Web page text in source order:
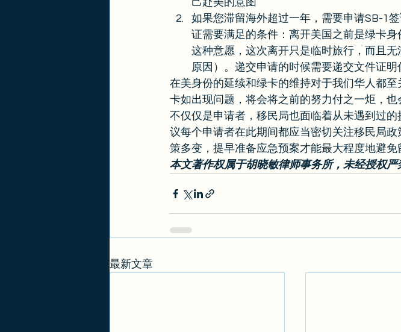
如果您滞留海外超过一年，需要申请SB-1
证需要满足的条件：离开美国之前是绿卡
这种意愿，这次离开只是临时旅行，而且
原因）。递交申请的时候需要递交文件证
在美身份的延续和绿卡的维持对于我们华人都
卡如出现问题，将会将之前的努力付之一炬，
不仅仅是申请者，移民局也面临着从未遇到过
议每个申请者在此期间都应当密切关注移民局
策多变，提早准备应急预案才能最大程度地避
本文著作权属于胡晓敏律师事务所，未经授权严
最新文章